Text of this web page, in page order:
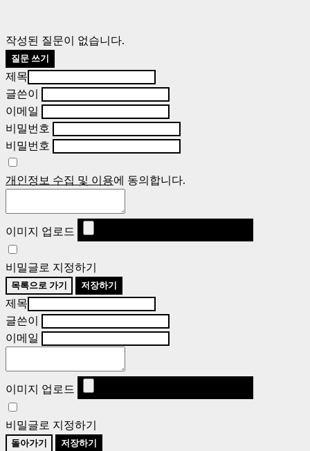
작성된 질문이 없습니다.
질문 쓰기
제목
글쓴이
이메일
비밀번호
비밀번호
개인정보 수집 및 이용에 동의합니다.
이미지 업로드
비밀글로 지정하기
목록으로 가기 저장하기
제목
글쓴이
이메일
이미지 업로드
비밀글로 지정하기
돌아가기 저장하기